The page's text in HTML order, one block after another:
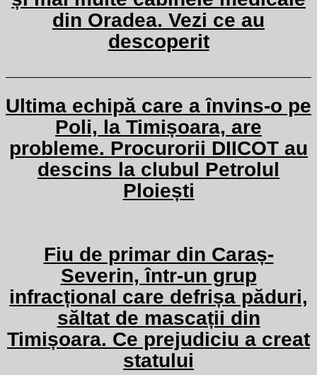
din Oradea. Vezi ce au
descoperit
Ultima echipă care a învins-o pe
Poli, la Timișoara, are
probleme. Procurorii DIICOT au
descins la clubul Petrolul
Ploiești
Fiu de primar din Caraș-
Severin, într-un grup
infracțional care defrișa păduri,
săltat de mascații din
Timișoara. Ce prejudiciu a creat
statului